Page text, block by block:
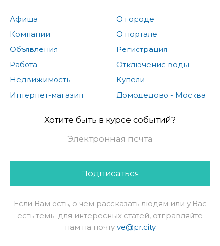
Афиша
Компании
Объявления
Работа
Недвижимость
Интернет-магазин
О городе
О портале
Регистрация
Отключение воды
Купели
Домодедово - Москва
Хотите быть в курсе событий?
Подписаться
Если Вам есть, о чем рассказать людям или у Вас
есть темы для интересных статей, отправляйте
нам на почту ve@pr.city